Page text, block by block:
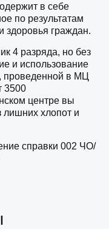
в себе
по результатам
здоровья граждан.
4 разряда, но без
и использование
проведенной в МЦ
3500
центре вы
лишних хлопот и
справки 002 ЧО/